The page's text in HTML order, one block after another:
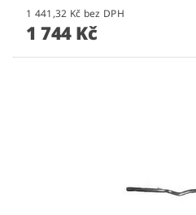
1 441,32 Kč bez DPH
1 744 Kč